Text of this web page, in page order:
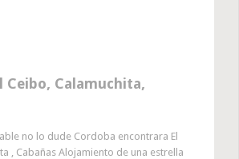
Ceibo, Calamuchita,
no lo dude Cordoba encontrara El
, Cabañas Alojamiento de una estrella